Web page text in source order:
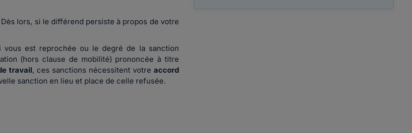
lors, si le différend persiste à propos de votre
est reprochée ou le degré de la sanction
(hors clause de mobilité) prononcée à titre
travail, ces sanctions nécessitent votre accord
sanction en lieu et place de celle refusée.